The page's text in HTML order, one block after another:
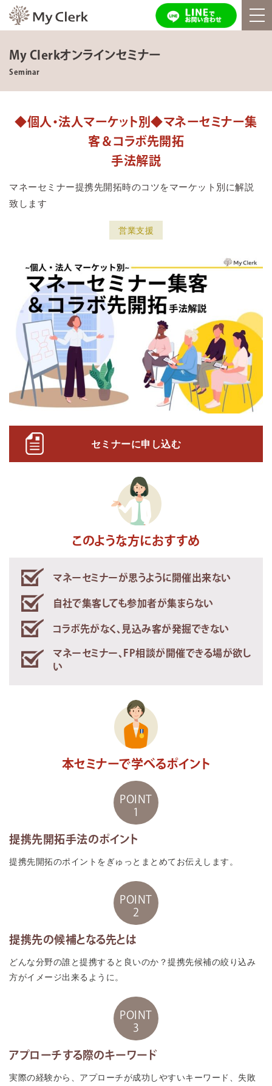
My Clerkオンラインセミナー
Seminar
◆個人・法人マーケット別◆マネーセミナー集
客＆コラボ先開拓
手法解説
マネーセミナー提携先開拓時のコツをマーケット別に解説
致します
営業支援
セミナーに申し込む
このような方におすすめ
マネーセミナーが思うように開催出来ない
自社で集客しても参加者が集まらない
コラボ先がなく、見込み客が発掘できない
マネーセミナー、FP相談が開催できる場が欲し
い
本セミナーで学べるポイント
POINT
1
提携先開拓手法のポイント
提携先開拓のポイントをぎゅっとまとめてお伝えします。
POINT
2
提携先の候補となる先とは
どんな分野の誰と提携すると良いのか？提携先候補の絞り込み
方がイメージ出来るように。
POINT
3
アプローチする際のキーワード
実際の経験から、アプローチが成功しやすいキーワード、失敗